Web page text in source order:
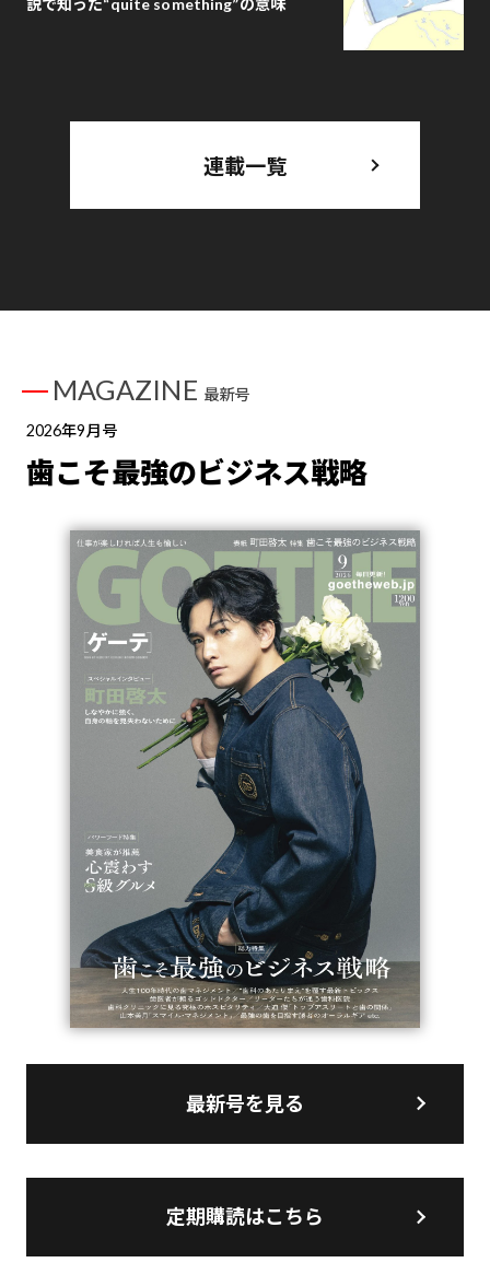
連載一覧
MAGAZINE 最新号
2026年9月号
歯こそ最強のビジネス戦略
最新号を見る
定期購読はこちら